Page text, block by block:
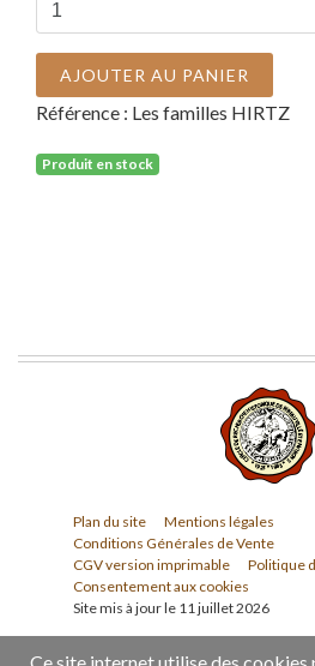
AJOUTER AU PANIER
Référence : Les familles HIRTZ
Produit en stock
Plan du site
Mentions légales
Conditions Générales de Vente
CGV version imprimable
Politique
Consentement aux cookies
Site mis à jour le 11 juillet 2026